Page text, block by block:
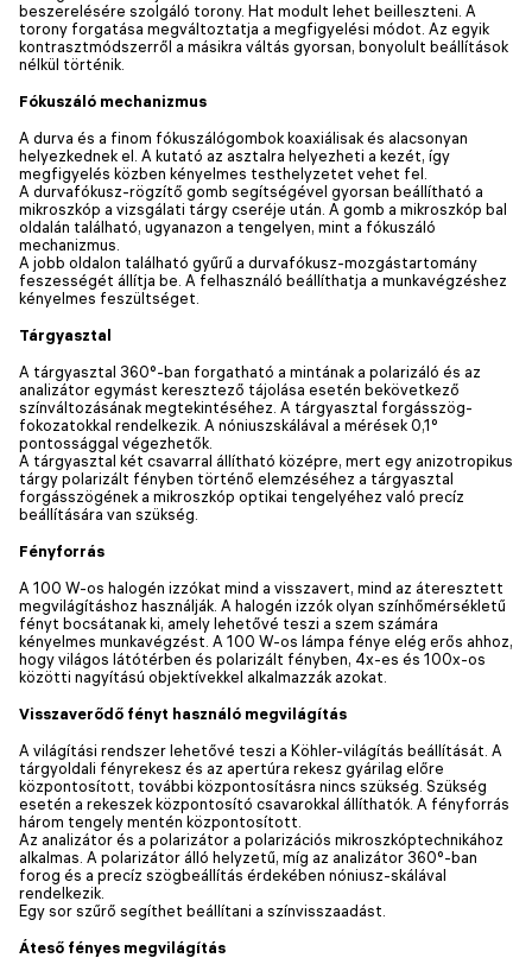
beszerelésére szolgáló torony. Hat modult lehet beilleszteni. A
torony forgatása megváltoztatja a megfigyelési módot. Az egyik
kontrasztmódszerről a másikra váltás gyorsan, bonyolult beállítások
nélkül történik.
Fókuszáló mechanizmus
A durva és a finom fókuszálógombok koaxiálisak és alacsonyan
helyezkednek el. A kutató az asztalra helyezheti a kezét, így
megfigyelés közben kényelmes testhelyzetet vehet fel.
A durvafókusz-rögzítő gomb segítségével gyorsan beállítható a
mikroszkóp a vizsgálati tárgy cseréje után. A gomb a mikroszkóp bal
oldalán található, ugyanazon a tengelyen, mint a fókuszáló
mechanizmus.
A jobb oldalon található gyűrű a durvafókusz-mozgástartomány
feszességét állítja be. A felhasználó beállíthatja a munkavégzéshez
kényelmes feszültséget.
Tárgyasztal
A tárgyasztal 360°-ban forgatható a mintának a polarizáló és az
analizátor egymást keresztező tájolása esetén bekövetkező
színváltozásának megtekintéséhez. A tárgyasztal forgásszög-
fokozatokkal rendelkezik. A nóniuszskálával a mérések 0,1°
pontossággal végezhetők.
A tárgyasztal két csavarral állítható középre, mert egy anizotropikus
tárgy polarizált fényben történő elemzéséhez a tárgyasztal
forgásszögének a mikroszkóp optikai tengelyéhez való precíz
beállítására van szükség.
Fényforrás
A 100 W-os halogén izzókat mind a visszavert, mind az áteresztett
megvilágításhoz használják. A halogén izzók olyan színhőmérsékletű
fényt bocsátanak ki, amely lehetővé teszi a szem számára
kényelmes munkavégzést. A 100 W-os lámpa fénye elég erős ahhoz,
hogy világos látótérben és polarizált fényben, 4x-es és 100x-os
közötti nagyítású objektívekkel alkalmazzák azokat.
Visszaverődő fényt használó megvilágítás
A világítási rendszer lehetővé teszi a Köhler-világítás beállítását. A
tárgyoldali fényrekesz és az apertúra rekesz gyárilag előre
központosított, további központosításra nincs szükség. Szükség
esetén a rekeszek központosító csavarokkal állíthatók. A fényforrás
három tengely mentén központosított.
Az analizátor és a polarizátor a polarizációs mikroszkóptechnikához
alkalmas. A polarizátor álló helyzetű, míg az analizátor 360°-ban
forog és a precíz szögbeállítás érdekében nóniusz-skálával
rendelkezik.
Egy sor szűrő segíthet beállítani a színvisszaadást.
Áteső fényes megvilágítás